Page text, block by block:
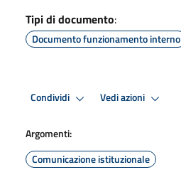
Tipi di documento:
Documento funzionamento interno
Condividi Vedi azioni
Argomenti:
Comunicazione istituzionale